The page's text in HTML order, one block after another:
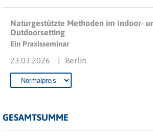
Naturgestützte Methoden im Indoor-
Outdoorsetting
Ein Praxisseminar
Berlin
23.03.2026
GESAMTSUMME